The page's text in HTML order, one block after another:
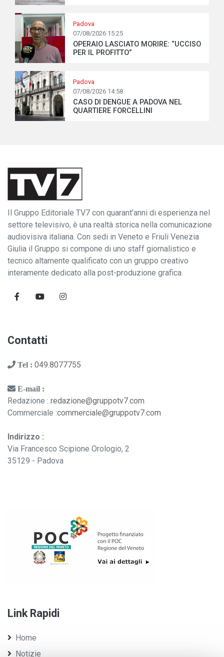
Padova
07/08/2026 15:25
OPERAIO LASCIATO MORIRE: “UCCISO
PER IL PROFITTO”
Padova
07/08/2026 14:58
CASO DI DENGUE A PADOVA NEL
QUARTIERE FORCELLINI
Il Gruppo Editoriale TV7 con quarant'anni di esperienza nel
settore televisivo, è una realtà storica nella comunicazione
audiovisiva italiana. Con sedi in Veneto e Friuli Venezia
Giulia il Gruppo si compone di uno staff giornalistico e
tecnico altamente qualificato con un gruppo creativo
interamente dedicato alla post-produzione grafica.
Contatti
Tel : 049.8077755
E-mail :
Redazione : redazione@gruppotv7.com
Commerciale :commerciale@gruppotv7.com
Indirizzo :
Via Francesco Scipione Orologio, 2
35129 - Padova
Link Rapidi
Home
Notizie